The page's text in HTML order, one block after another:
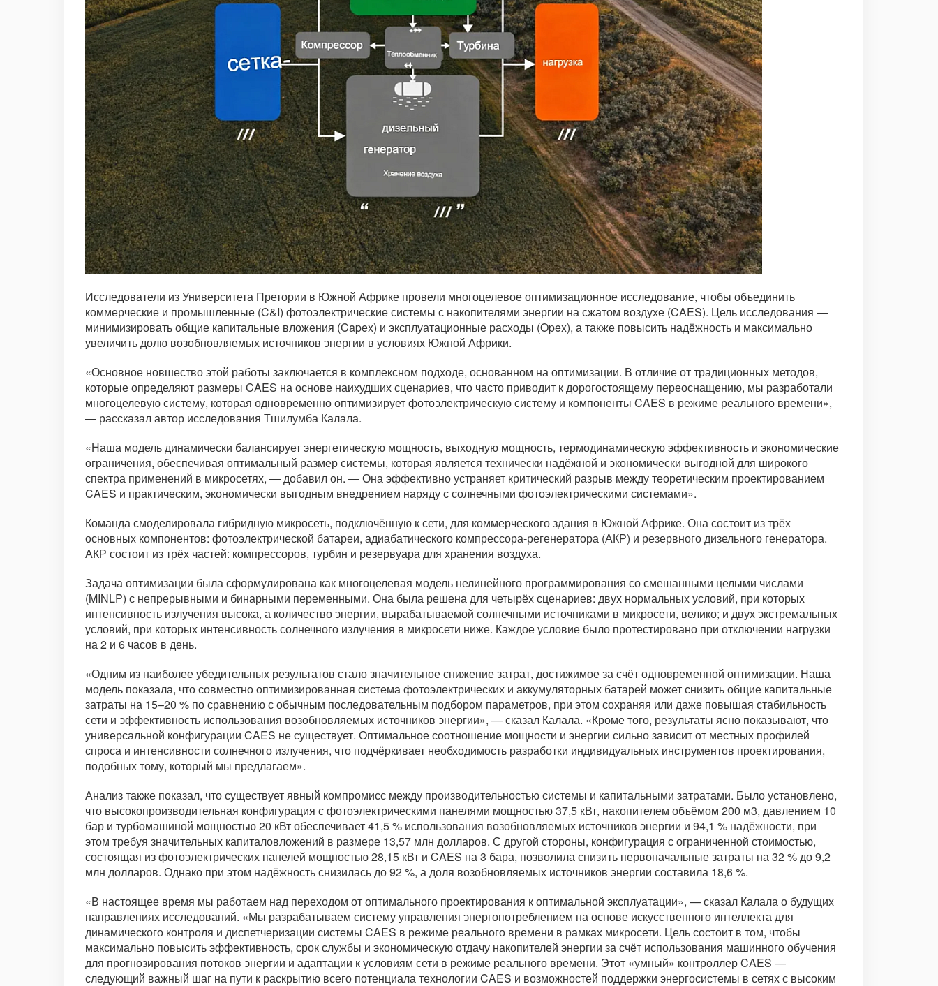
Исследователи из Университета Претории в Южной Африке провели многоцелевое оптимизационное исследование, чтобы объединить
коммерческие и промышленные (C&I) фотоэлектрические системы с накопителями энергии на сжатом воздухе (CAES). Цель исследования —
минимизировать общие капитальные вложения (Capex) и эксплуатационные расходы (Opex), а также повысить надёжность и максимально
увеличить долю возобновляемых источников энергии в условиях Южной Африки.
«Основное новшество этой работы заключается в комплексном подходе, основанном на оптимизации. В отличие от традиционных методов,
которые определяют размеры CAES на основе наихудших сценариев, что часто приводит к дорогостоящему переоснащению, мы разработали
многоцелевую систему, которая одновременно оптимизирует фотоэлектрическую систему и компоненты CAES в режиме реального времени»,
— рассказал автор исследования Тшилумба Калала.
«Наша модель динамически балансирует энергетическую мощность, выходную мощность, термодинамическую эффективность и экономические
ограничения, обеспечивая оптимальный размер системы, которая является технически надёжной и экономически выгодной для широкого
спектра применений в микросетях, — добавил он. — Она эффективно устраняет критический разрыв между теоретическим проектированием
CAES и практическим, экономически выгодным внедрением наряду с солнечными фотоэлектрическими системами».
Команда смоделировала гибридную микросеть, подключённую к сети, для коммерческого здания в Южной Африке. Она состоит из трёх
основных компонентов: фотоэлектрической батареи, адиабатического компрессора-регенератора (АКР) и резервного дизельного генератора.
АКР состоит из трёх частей: компрессоров, турбин и резервуара для хранения воздуха.
Задача оптимизации была сформулирована как многоцелевая модель нелинейного программирования со смешанными целыми числами
(MINLP) с непрерывными и бинарными переменными. Она была решена для четырёх сценариев: двух нормальных условий, при которых
интенсивность излучения высока, а количество энергии, вырабатываемой солнечными источниками в микросети, велико; и двух экстремальных
условий, при которых интенсивность солнечного излучения в микросети ниже. Каждое условие было протестировано при отключении нагрузки
на 2 и 6 часов в день.
«Одним из наиболее убедительных результатов стало значительное снижение затрат, достижимое за счёт одновременной оптимизации. Наша
модель показала, что совместно оптимизированная система фотоэлектрических и аккумуляторных батарей может снизить общие капитальные
затраты на 15–20 % по сравнению с обычным последовательным подбором параметров, при этом сохраняя или даже повышая стабильность
сети и эффективность использования возобновляемых источников энергии», — сказал Калала. «Кроме того, результаты ясно показывают, что
универсальной конфигурации CAES не существует. Оптимальное соотношение мощности и энергии сильно зависит от местных профилей
спроса и интенсивности солнечного излучения, что подчёркивает необходимость разработки индивидуальных инструментов проектирования,
подобных тому, который мы предлагаем».
Анализ также показал, что существует явный компромисс между производительностью системы и капитальными затратами. Было установлено,
что высокопроизводительная конфигурация с фотоэлектрическими панелями мощностью 37,5 кВт, накопителем объёмом 200 м3, давлением 10
бар и турбомашиной мощностью 20 кВт обеспечивает 41,5 % использования возобновляемых источников энергии и 94,1 % надёжности, при
этом требуя значительных капиталовложений в размере 13,57 млн долларов. С другой стороны, конфигурация с ограниченной стоимостью,
состоящая из фотоэлектрических панелей мощностью 28,15 кВт и CAES на 3 бара, позволила снизить первоначальные затраты на 32 % до 9,2
млн долларов. Однако при этом надёжность снизилась до 92 %, а доля возобновляемых источников энергии составила 18,6 %.
«В настоящее время мы работаем над переходом от оптимального проектирования к оптимальной эксплуатации», — сказал Калала о будущих
направлениях исследований. «Мы разрабатываем систему управления энергопотреблением на основе искусственного интеллекта для
динамического контроля и диспетчеризации системы CAES в режиме реального времени в рамках микросети. Цель состоит в том, чтобы
максимально повысить эффективность, срок службы и экономическую отдачу накопителей энергии за счёт использования машинного обучения
для прогнозирования потоков энергии и адаптации к условиям сети в режиме реального времени. Этот «умный» контроллер CAES —
следующий важный шаг на пути к раскрытию всего потенциала технологии CAES и возможностей поддержки энергосистемы в сетях с высоким